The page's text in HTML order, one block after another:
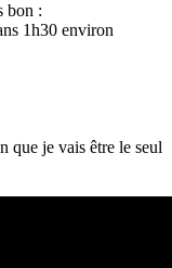
bon :
1h30 environ
que je vais être le seul